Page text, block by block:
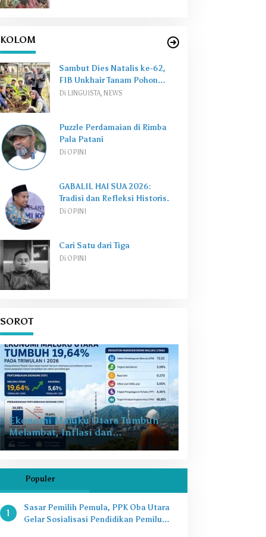
KOLOM
Sambut Dies Natalis ke-62,
FIB Unkhair Tanam Pohon
PerkuatGreen Campus
Di LINGUISTA, NEWS
Puzzle Perdamaian di Rimba
Pala Patani
Di OPINI
GABALIL HAI SUA 2026:
Tradisi dan Refleksi Historis.
Di OPINI
Cari Satu dari Tiga
Di OPINI
SOROT
Ekonomi Maluku Utara Tumbuh
Melambat, Inflasi dan
Pengangguran Jadi Alarm Baru
Populer
1
Sasar Pemilih Pemula, PPK Oba Utara
Gelar Sosialisasi Pendidikan Pemilu